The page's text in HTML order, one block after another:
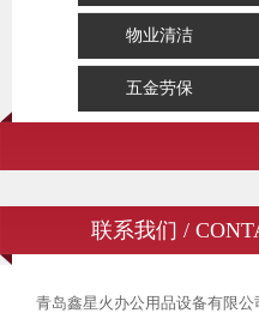
物业清洁
五金劳保
联系我们 /
青岛鑫星火办公用品设备有限公